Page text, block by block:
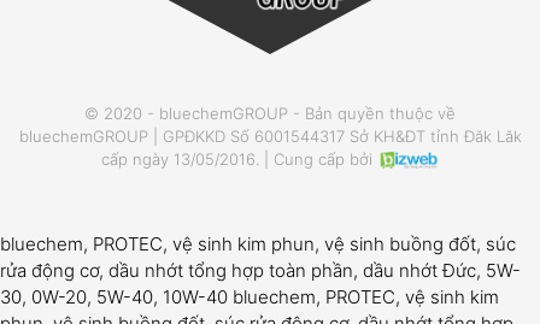
© 2020 - bluechemGROUP - Bản quyền thuộc về
bluechemGROUP | GPĐKKD Số 6001544317 Sở KH&ĐT tỉnh Đăk Lăk
cấp ngày 13/05/2016. | Cung cấp bởi
bluechem, PROTEC, vệ sinh kim phun, vệ sinh buồng đốt, súc
rửa động cơ, dầu nhớt tổng hợp toàn phần, dầu nhớt Đức, 5W-
30, 0W-20, 5W-40, 10W-40 bluechem, PROTEC, vệ sinh kim